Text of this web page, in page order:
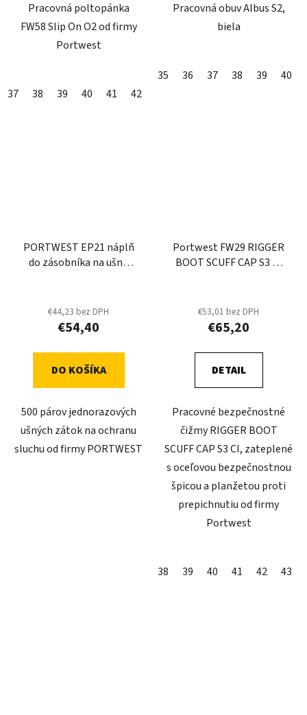
Pracovná poltopánka
FW58 Slip On O2 od firmy
Portwest
37 38 39 40 41 42
Pracovná obuv Albus S2,
biela
35 36 37 38 39 40
PORTWEST EP21 náplň
do zásobníka na ušné
€44,23 bez DPH
€54,40
DO KOŠÍKA
500 párov jednorazových
ušných zátok na ochranu
sluchu od firmy PORTWEST
Portwest FW29 RIGGER
BOOT SCUFF CAP S3 CI
€53,01 bez DPH
€65,20
DETAIL
Pracovné bezpečnostné
čižmy RIGGER BOOT
SCUFF CAP S3 CI, zateplené
s oceľovou bezpečnostnou
špicou a planžetou proti
prepichnutiu od firmy
Portwest
38 39 40 41 42 43